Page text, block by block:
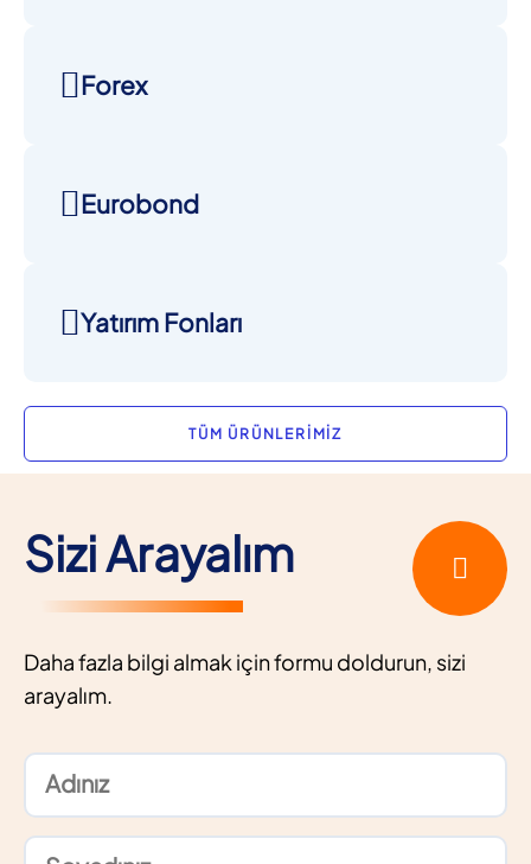
Forex
Eurobond
Yatırım Fonları
TÜM ÜRÜNLERİMİZ
Sizi Arayalım
Daha fazla bilgi almak için formu doldurun, sizi
arayalım.